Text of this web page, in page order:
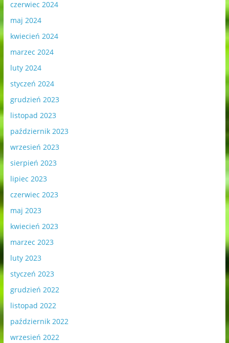
czerwiec 2024
maj 2024
kwiecień 2024
marzec 2024
luty 2024
styczeń 2024
grudzień 2023
listopad 2023
październik 2023
wrzesień 2023
sierpień 2023
lipiec 2023
czerwiec 2023
maj 2023
kwiecień 2023
marzec 2023
luty 2023
styczeń 2023
grudzień 2022
listopad 2022
październik 2022
wrzesień 2022